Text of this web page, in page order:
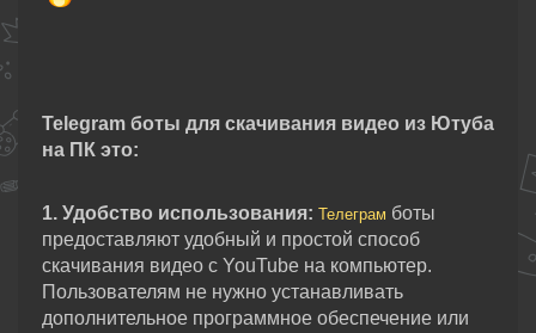
Telegram боты для скачивания видео из Ютуба
на ПК это:
1. Удобство использования: Телеграм боты
предоставляют удобный и простой способ
скачивания видео с YouTube на компьютер.
Пользователям не нужно устанавливать
дополнительное программное обеспечение или